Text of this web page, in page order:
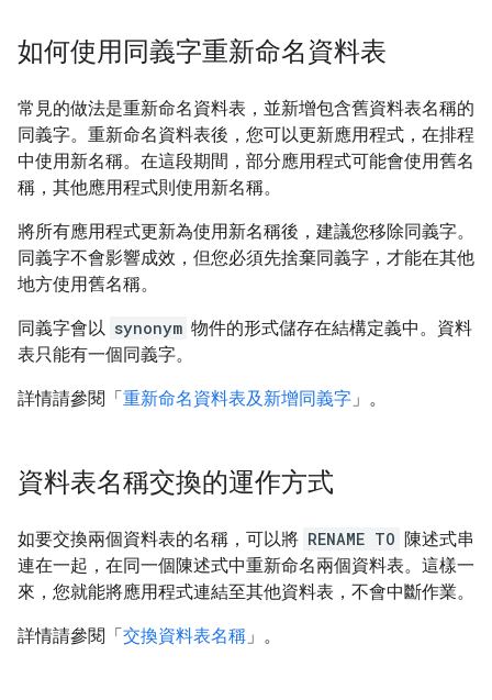
如何使用同義字重新命名資料表
常見的做法是重新命名資料表，並新增包含舊資料表名稱的
同義字。重新命名資料表後，您可以更新應用程式，在排程
中使用新名稱。在這段期間，部分應用程式可能會使用舊名
稱，其他應用程式則使用新名稱。
將所有應用程式更新為使用新名稱後，建議您移除同義字。
同義字不會影響成效，但您必須先捨棄同義字，才能在其他
地方使用舊名稱。
同義字會以 synonym 物件的形式儲存在結構定義中。資料
表只能有一個同義字。
詳情請參閱「重新命名資料表及新增同義字 」。
資料表名稱交換的運作方式
如要交換兩個資料表的名稱，可以將 RENAME TO 陳述式串
連在一起，在同一個陳述式中重新命名兩個資料表。這樣一
來，您就能將應用程式連結至其他資料表，不會中斷作業。
詳情請參閱「交換資料表名稱 」。